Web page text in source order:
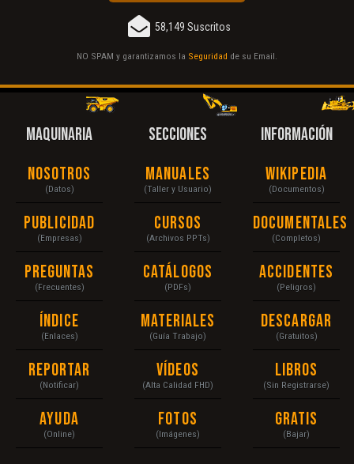
58,149 Suscritos
NO SPAM y garantizamos la Seguridad de su Email.
MAQUINARIA
Nosotros
(Datos)
Publicidad
(Empresas)
Preguntas
(Frecuentes)
Índice
(Enlaces)
Reportar
(Notificar)
Ayuda
(Online)
SECCIONES
Manuales
(Taller y Usuario)
Cursos
(Archivos PPTs)
Catálogos
(PDFs)
Materiales
(Guía Trabajo)
Vídeos
(Alta Calidad FHD)
Fotos
(Imágenes)
INFORMACIÓN
Wikipedia
(Documentos)
Documentales
(Completos)
Accidentes
(Peligros)
Descargar
(Gratuitos)
Libros
(Sin Registrarse)
Gratis
(Bajar)